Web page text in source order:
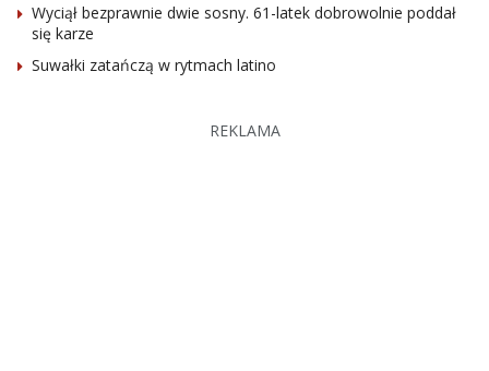
Wyciął bezprawnie dwie sosny. 61-latek dobrowolnie poddał
się karze
Suwałki zatańczą w rytmach latino
REKLAMA